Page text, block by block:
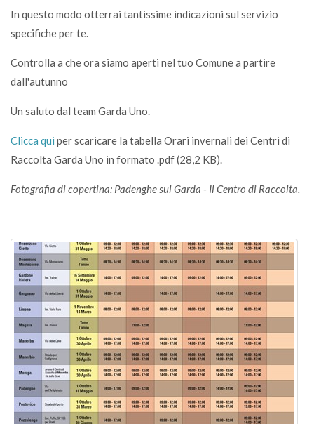
In questo modo otterrai tantissime indicazioni sul servizio
specifiche per te.
Controlla a che ora siamo aperti nel tuo Comune a partire
dall'autunno
Un saluto dal team Garda Uno.
Clicca qui per scaricare la tabella Orari invernali dei Centri di
Raccolta Garda Uno in formato .pdf (28,2 KB).
Fotografia di copertina: Padenghe sul Garda - Il Centro di Raccolta.